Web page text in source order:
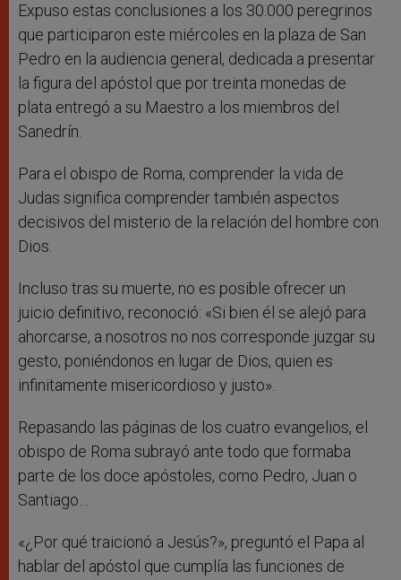
Expuso estas conclusiones a los 30.000 peregrinos
que participaron este miércoles en la plaza de San
Pedro en la audiencia general, dedicada a presentar
la figura del apóstol que por treinta monedas de
plata entregó a su Maestro a los miembros del
Sanedrín.
Para el obispo de Roma, comprender la vida de
Judas significa comprender también aspectos
decisivos del misterio de la relación del hombre con
Dios.
Incluso tras su muerte, no es posible ofrecer un
juicio definitivo, reconoció: «Si bien él se alejó para
ahorcarse, a nosotros no nos corresponde juzgar su
gesto, poniéndonos en lugar de Dios, quien es
infinitamente misericordioso y justo».
Repasando las páginas de los cuatro evangelios, el
obispo de Roma subrayó ante todo que formaba
parte de los doce apóstoles, como Pedro, Juan o
Santiago…
«¿Por qué traicionó a Jesús?», preguntó el Papa al
hablar del apóstol que cumplía las funciones de